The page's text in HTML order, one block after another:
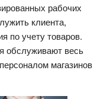
рабочих
клиента,
по учету товаров.
обслуживают весь
магазинов